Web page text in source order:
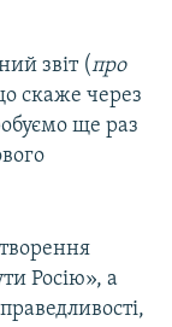
звіт (про
скаже через
ще раз
Росію», а